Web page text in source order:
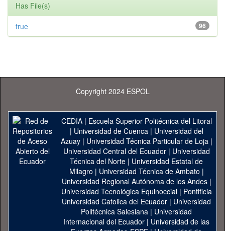
Has File(s)
96
true
Copyright 2024 ESPOL
CEDIA| Escuela Superior Politécnica del Litoral
| Universidad de Cuenca| Universidad del
Azuay| Universidad Técnica Particular de Loja|
Universidad Central del Ecuador| Universidad
Técnica del Norte | Universidad Estatal de
Milagro | Universidad Técnica de Ambato |
Universidad Regional Autónoma de los Andes|
Universidad Tecnológica Equinoccial| Pontificia
Universidad Catolica del Ecuador | Universidad
Politécnica Salesiana | Universidad
Internacional del Ecuador | Universidad de las